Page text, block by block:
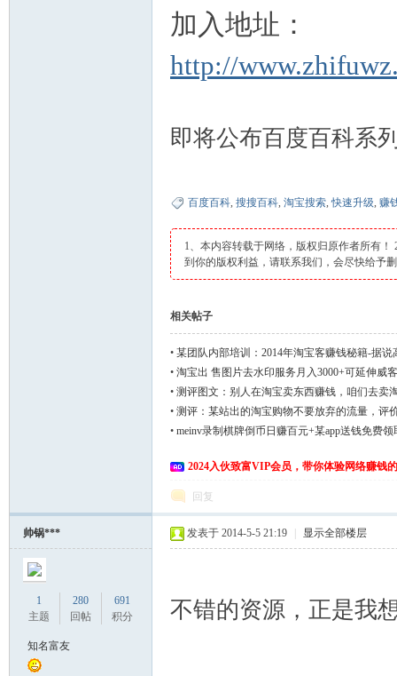
加入地址：
http://
即将公布百度百科系
百度百科, 搜搜百科, 淘宝搜索,快速升级, 赚
1、本内容转载于网络，版权归原作者所有
到你的版权利益，请联系我们，会尽快给予
相关帖子
• 某团队内部培训：2014年淘宝客赚钱秘籍-据说
元哦(附带项目包装
• 淘宝出 售图片去水印服务月入3000+可延伸威
件）
• 测评图文：别人在淘宝卖东西赚钱，咱们去卖
元
• 测评：某站出的淘宝购物不要放弃的流量，评
延伸）
• meinv录制棋牌倒币日赚百元+某app送钱免费
2024入伙致富VIP会员，带你体验网络赚钱
回复
帅锅***
1
主题
280
回帖
691
积分
知名富友
发表于 2014-5-5 21:19 显示全部楼层
不错的资源，正是我